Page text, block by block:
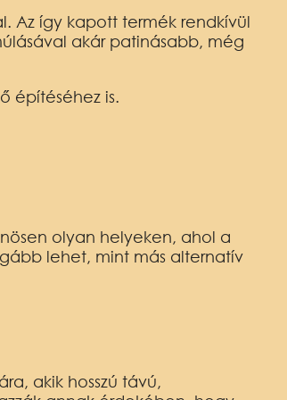
Az így kapott termék rendkívül
akár patinásabb, még
építéséhez is.
olyan helyeken, ahol a
lehet, mint más alternatív
akik hosszú távú,